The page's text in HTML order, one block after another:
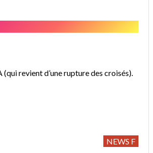
revient d’une rupture des croisés).
NEWS F